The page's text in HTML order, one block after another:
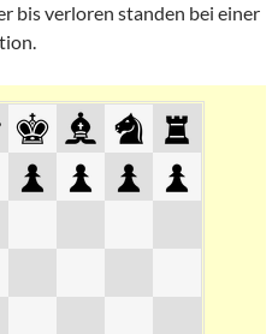
bis verloren standen bei einer